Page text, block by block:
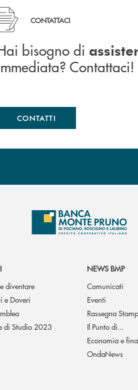
di Banca Monte Pruno
bisogno di assistenza
CONTATTACI
bisogno di
Contattaci!
CONTATTI
diventare
e Doveri
di Studio 2023
NEWS BMP
Comunicati
Eventi
Rassegna
Il Punto di...
Economia e
OndaNews